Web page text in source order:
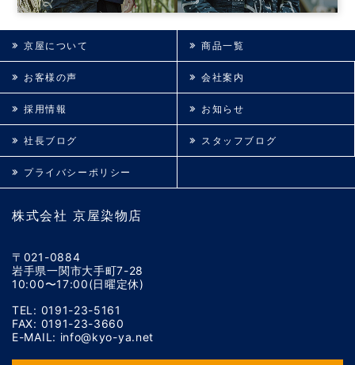
株式会社 京屋染物店
〒021-0884
岩手県一関市大手町7-28
10:00〜17:00(日曜定休)
TEL: 0191-23-5161
FAX: 0191-23-3660
E-MAIL: info@kyo-ya.net
京屋について 商品一覧
お客様の声 会社案内
採用情報 お知らせ
社長ブログ スタッフブログ
プライバシーポリシー